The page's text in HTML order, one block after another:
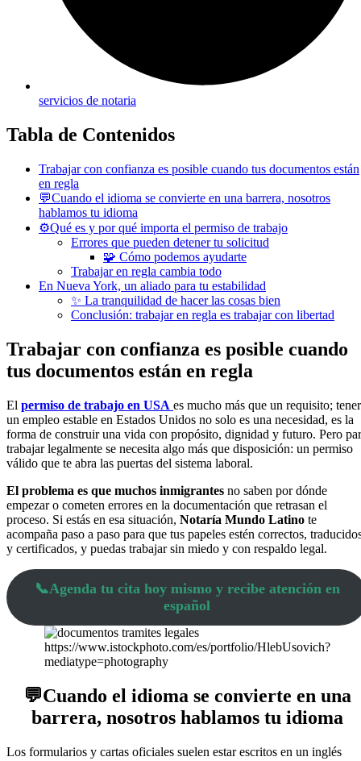
servicios de notaria
Tabla de Contenidos
Trabajar con confianza es posible cuando tus documentos están
en regla
💬Cuando el idioma se convierte en una barrera, nosotros
hablamos tu idioma
⚙️Qué es y por qué importa el permiso de trabajo
Errores que pueden detener tu solicitud
🧩 Cómo podemos ayudarte
Trabajar en regla cambia todo
En Nueva York, un aliado para tu estabilidad
✨ La tranquilidad de hacer las cosas bien
Conclusión: trabajar en regla es trabajar con libertad
Trabajar con confianza es posible cuando
tus documentos están en regla
El permiso de trabajo en USA es mucho más que un requisito; tener
un empleo estable en Estados Unidos no solo es una necesidad, es la
forma de construir una vida con propósito, dignidad y futuro. Pero
trabajar legalmente se necesita algo más que disposición: un permiso
válido que te abra las puertas del sistema laboral.
El problema es que muchos inmigrantes no saben por dónde
empezar o cometen errores en la documentación que retrasan el
proceso. Si estás en esa situación, Notaría Mundo Latino te
acompaña paso a paso para que tus papeles estén correctos,
y certificados, y puedas trabajar sin miedo y con respaldo legal.
📞Agenda tu cita hoy mismo y recibe atención en
español
https://www.istockphoto.com/es/portfolio/HlebUsovich?
mediatype=photography
💬Cuando el idioma se convierte en una
barrera, nosotros hablamos tu idioma
Los formularios y cartas oficiales suelen estar escritos en un inglés